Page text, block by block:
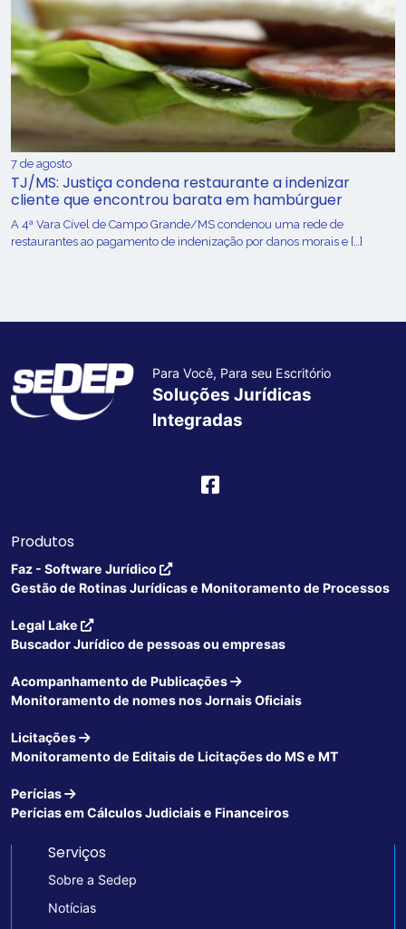
7 de agosto
TJ/MS: Justiça condena restaurante a indenizar
cliente que encontrou barata em hambúrguer
A 4ª Vara Cível de Campo Grande/MS condenou uma rede de
restaurantes ao pagamento de indenização por danos morais e […]
Para Você, Para seu Escritório
Soluções Jurídicas
Integradas
Produtos
Faz - Software Jurídico
Gestão de Rotinas Jurídicas e Monitoramento de Processos
Legal Lake
Buscador Jurídico de pessoas ou empresas
Acompanhamento de Publicações
Monitoramento de nomes nos Jornais Oficiais
Licitações
Monitoramento de Editais de Licitações do MS e MT
Perícias
Perícias em Cálculos Judiciais e Financeiros
Serviços
Sobre a Sedep
Notícias